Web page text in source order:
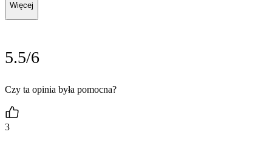
Więcej
5.5/6
Czy ta opinia była pomocna?
3